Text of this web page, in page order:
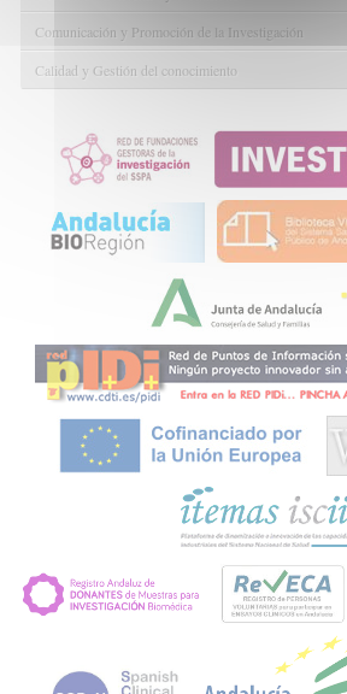
Comunicación y Promoción de la Investigación
Calidad y Gestión del conocimiento